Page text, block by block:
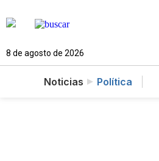
8 de agosto de 2026
Noticias Política